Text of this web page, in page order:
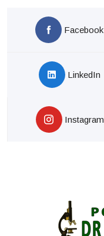
Facebook
LinkedIn
Instagram